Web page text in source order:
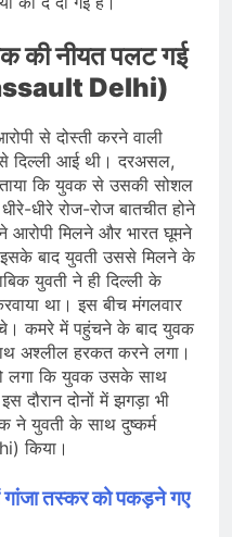
की नीयत पलट गई
Delhi)
से दोस्ती करने वाली
दिल्ली आई थी। दरअसल,
कि युवक से उसकी सोशल
धीरे रोज-रोज बातचीत होने
आरोपी मिलने और भारत घूमने
इसके बाद युवती उससे मिलने के
युवती ने ही दिल्ली के
था। इस बीच मंगलवार
कमरे में पहुंचने के बाद युवक
अश्लील हरकत करने लगा।
लगा कि युवक उसके साथ
दौरान दोनों में झगड़ा भी
ने युवती के साथ दुष्कर्म
किया।
गांजा तस्कर को पकड़ने गए